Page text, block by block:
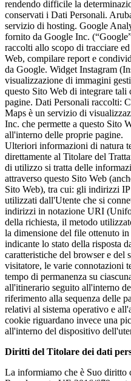
rendendo difficile la
conservati i Dati Personali.
servizio di hosting. Google
fornito da Google Inc.
raccolti allo scopo di tracciare
Web, compilare report e
da Google. Widget Instagram
visualizzazione di immagini
questo Sito Web di integrare
pagine. Dati Personali raccolti:
Maps è un servizio di
Inc. che permette a questo Sito
all'interno delle proprie pagine.
Ulteriori informazioni di natura
direttamente al Titolare del
di utilizzo si tratta delle
attraverso questo Sito Web
Sito Web), tra cui: gli indirizzi
utilizzati dall'Utente che si
indirizzi in notazione URI
della richiesta, il metodo
la dimensione del file ottenuto
indicante lo stato della risposta
caratteristiche del browser e del
visitatore, le varie connotazioni
tempo di permanenza su
all'itinerario seguito all'interno
riferimento alla sequenza delle
relativi al sistema operativo e
cookie riguardano invece una
all'interno del dispositivo
Diritti del Titolare dei dati
La informiamo che è Suo diritto